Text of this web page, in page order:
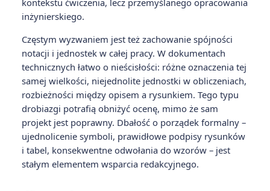
kontekstu ćwiczenia, lecz przemyślanego opracowania
inżynierskiego.
Częstym wyzwaniem jest też zachowanie spójności
notacji i jednostek w całej pracy. W dokumentach
technicznych łatwo o nieścisłości: różne oznaczenia tej
samej wielkości, niejednolite jednostki w obliczeniach,
rozbieżności między opisem a rysunkiem. Tego typu
drobiazgi potrafią obniżyć ocenę, mimo że sam
projekt jest poprawny. Dbałość o porządek formalny –
ujednolicenie symboli, prawidłowe podpisy rysunków
i tabel, konsekwentne odwołania do wzorów – jest
stałym elementem wsparcia redakcyjnego.